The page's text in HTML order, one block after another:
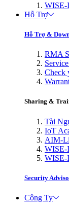
WISE-
Hỗ Trợ
Hỗ Trợ &
RMA
Check
Sharing &
Tài
IoT
AIM-
WISE-
WISE-
Security
Công Ty